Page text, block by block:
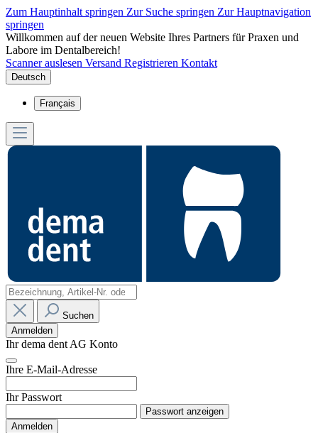
Zum Hauptinhalt springen Zur Suche springen Zur Hauptnavigation
springen
Willkommen auf der neuen Website Ihres Partners für Praxen und
Labore im Dentalbereich!
Scanner auslesen Versand Registrieren Kontakt
Deutsch
Français
Suchen
Anmelden
Ihr dema dent AG Konto
Ihre E-Mail-Adresse
Ihr Passwort
Passwort anzeigen
Anmelden